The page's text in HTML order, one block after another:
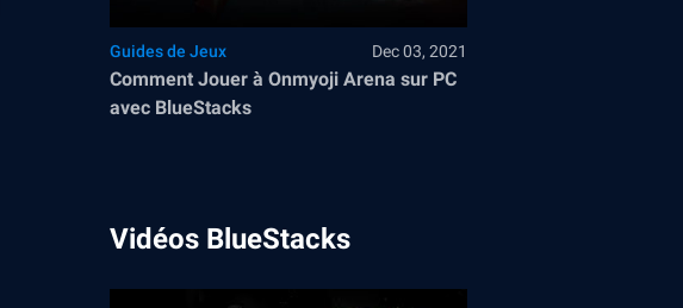
Guides de Jeux Dec 03, 2021
Comment Jouer à Onmyoji Arena sur PC
avec BlueStacks
Vidéos BlueStacks